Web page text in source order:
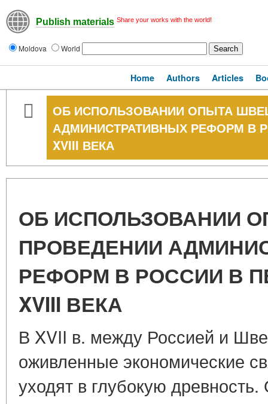
Publish materials Share your works with the world!
Moldova World
Home Authors Articles
ОБ ИСПОЛЬЗОВАНИИ ОПЫТА
АДМИНИСТРАТИВНЫХ РЕФОРМ В
XVIII ВЕКА
ОБ ИСПОЛЬЗОВАНИИ
ПРОВЕДЕНИИ
РЕФОРМ В РОССИИ В
XVIII ВЕКА
В XVII в. между Россией и
оживленные экономические
уходят в глубокую